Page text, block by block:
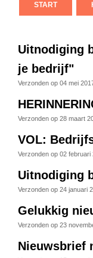
START
Uitnodiging
je bedrijf"
Verzonden op 04 mei
Verzonden op 28 maart
VOL:
Verzonden op 02 februari
Uitnodiging
Verzonden op 24 januari
Gelukkig
Verzonden op 23
Nieuwsbrief